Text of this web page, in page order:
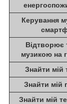
Керування
Відтворює
музикою на
Знайти мій
Знайти мій
Знайти мій